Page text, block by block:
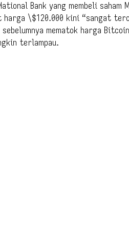
Bank yang membeli
\$120.000 kini “sangat
mematok harga
terlampau.